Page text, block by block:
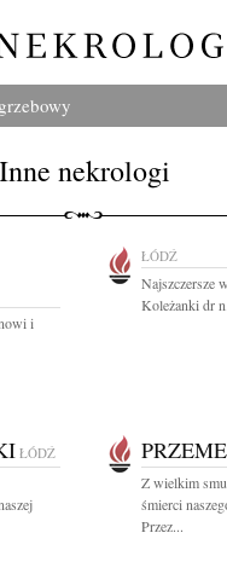
Inne nekrologi
i
ŁÓDŹ
Najszczersze
Koleżanki dr
ŁÓDŹ
Z wielkim
śmierci
Przez...